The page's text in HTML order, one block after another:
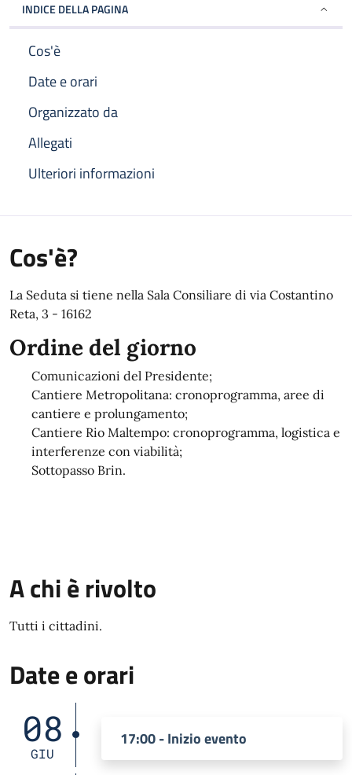
INDICE DELLA PAGINA
Cos'è
Date e orari
Organizzato da
Allegati
Ulteriori informazioni
Cos'è?
La Seduta si tiene nella Sala Consiliare di via Costantino
Reta, 3 - 16162
Ordine del giorno
Comunicazioni del Presidente;
Cantiere Metropolitana: cronoprogramma, aree di
cantiere e prolungamento;
Cantiere Rio Maltempo: cronoprogramma, logistica e
interferenze con viabilità;
Sottopasso Brin.
A chi è rivolto
Tutti i cittadini.
Date e orari
08
GIU
17:00 - Inizio evento